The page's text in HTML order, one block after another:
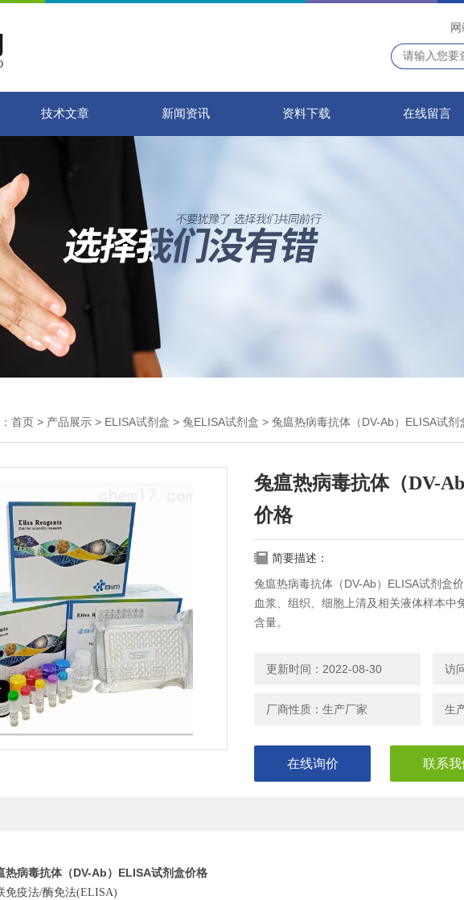
技术文章 新闻资讯 资料下载 在线留言
首页 > 产品展示 > ELISA试剂盒 > 兔ELISA试剂盒 > 兔瘟热病毒抗体（DV-Ab）ELISA试剂
兔瘟热病毒抗体（DV-
价格
简要描述：
兔瘟热病毒抗体（DV-Ab）ELISA试剂盒
血浆、组织、细胞上清及相关液体样本中
含量。
更新时间：2022-08-30 访
厂商性质：生产厂家 生
在线询价 联系我
热病毒抗体（DV-Ab）ELISA试剂盒价格
免疫法/酶免法(ELISA)